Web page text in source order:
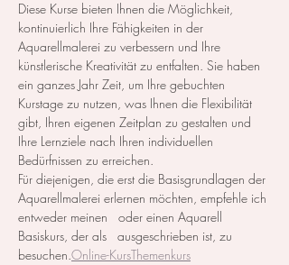
Diese Kurse bieten Ihnen die Möglichkeit,
kontinuierlich Ihre Fähigkeiten in der
Aquarellmalerei zu verbessern und Ihre
künstlerische Kreativität zu entfalten. Sie haben
ein ganzes Jahr Zeit, um Ihre gebuchten
Kurstage zu nutzen, was Ihnen die Flexibilität
gibt, Ihren eigenen Zeitplan zu gestalten und
Ihre Lernziele nach Ihren individuellen
Bedürfnissen zu erreichen.
Für diejenigen, die erst die Basisgrundlagen der
Aquarellmalerei erlernen möchten, empfehle ich
entweder meinen
oder einen Aquarell
Basiskurs, der als
ausgeschrieben ist, zu
besuchen.Online-KursThemenkurs